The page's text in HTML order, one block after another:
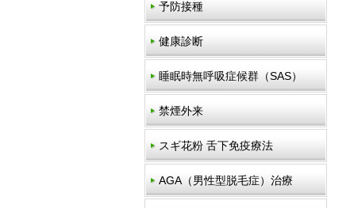
予防接種
健康診断
睡眠時無呼吸症候群（SAS）
禁煙外来
スギ花粉 舌下免疫療法
AGA（男性型脱毛症）治療